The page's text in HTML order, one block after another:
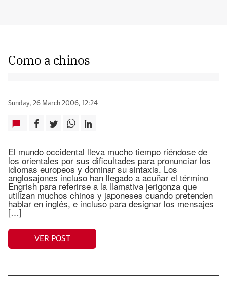
Como a chinos
Sunday, 26 March 2006, 12:24
El mundo occidental lleva mucho tiempo riéndose de
los orientales por sus dificultades para pronunciar los
idiomas europeos y dominar su sintaxis. Los
anglosajones incluso han llegado a acuñar el término
Engrish para referirse a la llamativa jerigonza que
utilizan muchos chinos y japoneses cuando pretenden
hablar en inglés, e incluso para designar los mensajes
[…]
VER POST